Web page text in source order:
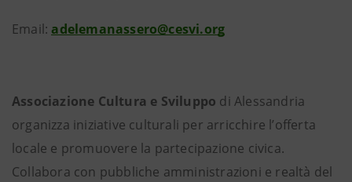
Email: adelemanassero@cesvi.org
Associazione Cultura e Sviluppo di Alessandria
organizza iniziative culturali per arricchire l’offerta
locale e promuovere la partecipazione civica.
Collabora con pubbliche amministrazioni e realtà del